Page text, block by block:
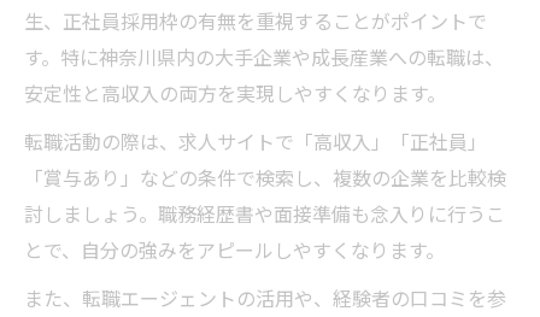
生、正社員採用枠の有無を重視することがポイントで
す。特に神奈川県内の大手企業や成長産業への転職は、
安定性と高収入の両方を実現しやすくなります。
転職活動の際は、求人サイトで「高収入」「正社員」
「賞与あり」などの条件で検索し、複数の企業を比較検
討しましょう。職務経歴書や面接準備も念入りに行うこ
とで、自分の強みをアピールしやすくなります。
また、転職エージェントの活用や、経験者の口コミを参